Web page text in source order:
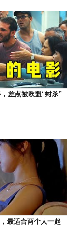
差点被欧盟“封杀”
最适合两个人一起